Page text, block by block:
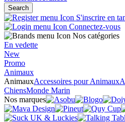
Search
S'inscrire en
Connectez-vous
Nos catégories
En vedette
New
Promo
Animaux
AnimauxAccessoires pour Animaux
ChiensMonde Marin
Nos marques